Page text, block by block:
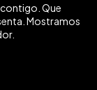
Que
Mostramos